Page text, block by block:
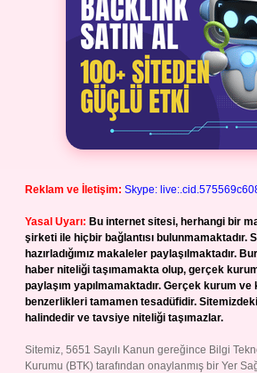
Reklam ve İletişim: Skype:
Yasal Uyarı: Bu internet sitesi, herhangi bir
şirketi ile hiçbir bağlantısı bulunmamaktadır.
hazırladığımız makaleler paylaşılmaktadır.
haber niteliği taşımamakta olup, gerçek
paylaşım yapılmamaktadır. Gerçek kurum
benzerlikleri tamamen tesadüfidir.
halindedir ve tavsiye niteliği taşımazlar.
Sitemiz, 5651 Sayılı Kanun gereğince Bilgi
Kurumu (BTK) tarafından onaylanmış bir Yer